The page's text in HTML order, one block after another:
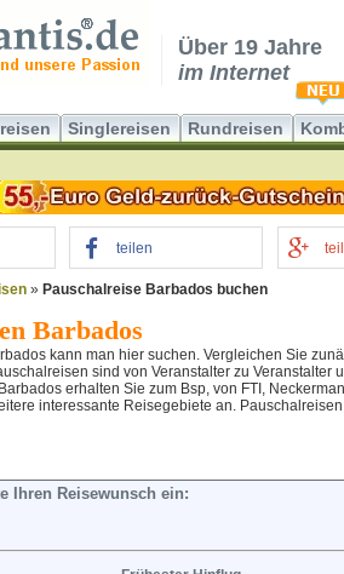
Über 19 Jahre
im Internet
Singlereisen Rundreisen
teilen
» Pauschalreise Barbados buchen
Barbados
kann man hier suchen. Vergleichen Sie
sind von Veranstalter zu Veranstalter
erhalten Sie zum Bsp, von FTI,
interessante Reisegebiete an.
Ihren Reisewunsch ein: